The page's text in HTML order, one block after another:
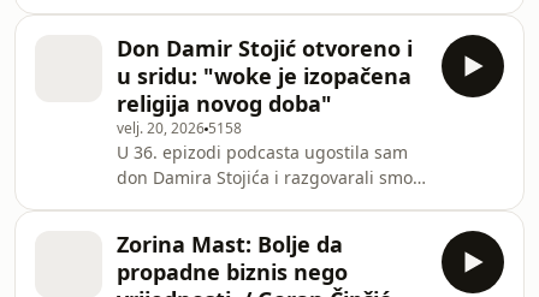
izvođenje pobačaja do liječnika koji se
danas zalaž
o putu koji joj je prethodio. Dotaknule
smo se odrastanja u Hercegovini,
društvenih pritisaka i stereotipa s
kojima se žene susreću kroz različite
životne faze.Velik dio razgovora
posvetile smo majčinstvu i njezinim
sinovima, posebno iskustvu rane
intervenc
Don Damir Stojić otvoreno i
u sridu: "woke je izopačena
religija novog doba"
velj. 20, 2026 5158
U 36. epizodi podcasta ugostila sam
don Damira Stojića i razgovarali smo o
od pitanja kako razlikovati
zaljubljenost od prave ljubavi i zašto
Zorina Mast: Bolje da
propadne biznis nego